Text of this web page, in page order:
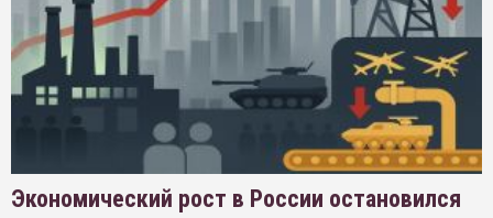
Экономический рост в России остановился